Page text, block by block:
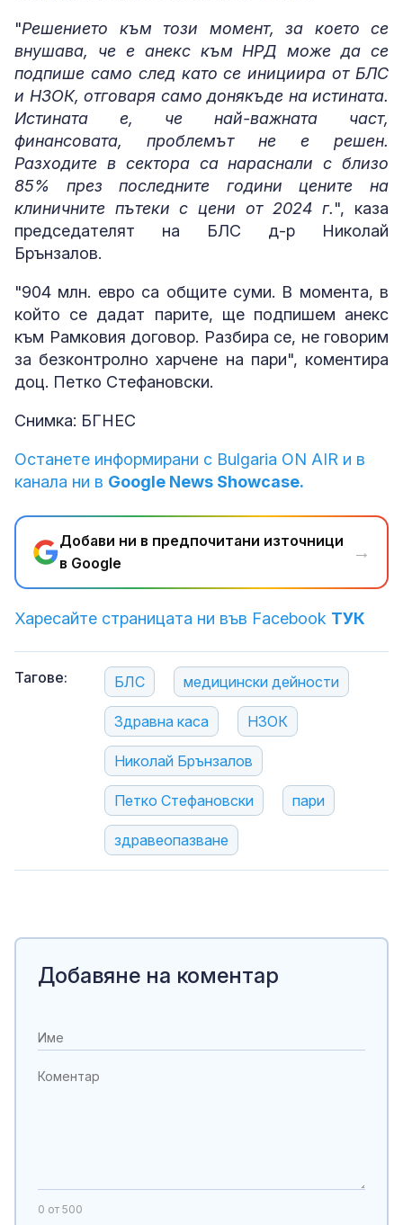
"Решението към този момент, за което се
внушава, че е анекс към НРД може да се
подпише само след като се инициира от БЛС
и НЗОК, отговаря само донякъде на истината.
Истината е, че най-важната част,
финансовата, проблемът не е решен.
Разходите в сектора са нараснали с близо
85% през последните години цените на
клиничните пътеки с цени от 2024 г.", каза
председателят на БЛС д-р Николай
Брънзалов.
"904 млн. евро са общите суми. В момента, в
който се дадат парите, ще подпишем анекс
към Рамковия договор. Разбира се, не говорим
за безконтролно харчене на пари", коментира
доц. Петко Стефановски.
Снимка: БГНЕС
Останете информирани с Bulgaria ON AIR и в
канала ни в Google News Showcase.
Добави ни в предпочитани източници
в Google
→
Харесайте страницата ни във Facebook ТУК
Тагове: БЛС медицински дейности
Здравна каса НЗОК
Николай Брънзалов
Петко Стефановски пари
здравеопазване
Добавяне на коментар
0 от 500